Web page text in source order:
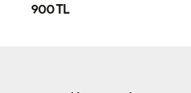
900 TL